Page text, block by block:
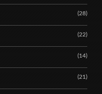
(28)
(22)
(14)
(21)